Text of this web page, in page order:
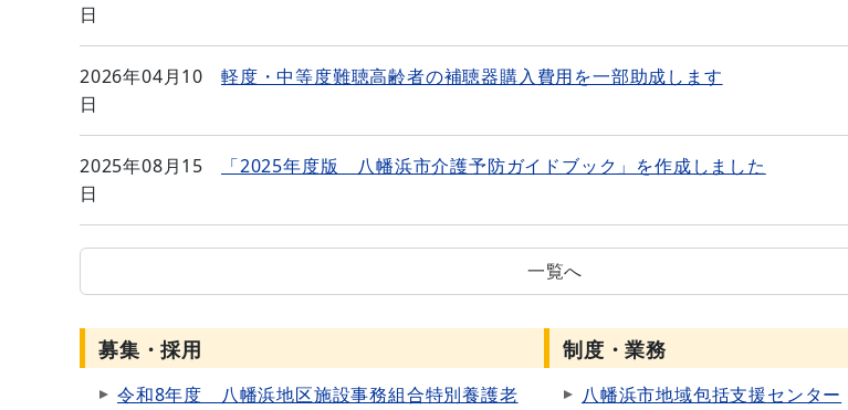
日
2026年04月10
日
軽度・中等度難聴高齢者の補聴器購入費用を一部助成します
2025年08月15
日
「2025年度版 八幡浜市介護予防ガイドブック」を作成しました
一覧へ
募集・採用
令和8年度 八幡浜地区施設事務組合特別養護老
制度・業務
八幡浜市地域包括支援センター